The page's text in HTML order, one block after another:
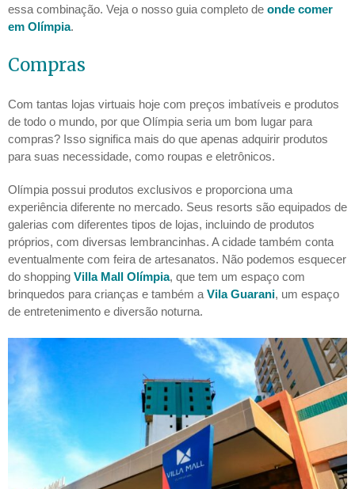
essa combinação. Veja o nosso guia completo de onde comer
em Olímpia.
Compras
Com tantas lojas virtuais hoje com preços imbatíveis e produtos
de todo o mundo, por que Olímpia seria um bom lugar para
compras? Isso significa mais do que apenas adquirir produtos
para suas necessidade, como roupas e eletrônicos.
Olímpia possui produtos exclusivos e proporciona uma
experiência diferente no mercado. Seus resorts são equipados de
galerias com diferentes tipos de lojas, incluindo de produtos
próprios, com diversas lembrancinhas. A cidade também conta
eventualmente com feira de artesanatos. Não podemos esquecer
do shopping Villa Mall Olímpia, que tem um espaço com
brinquedos para crianças e também a Vila Guarani, um espaço
de entretenimento e diversão noturna.